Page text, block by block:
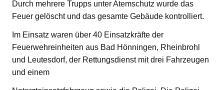
Durch mehrere Trupps unter Atemschutz wurde das
Feuer gelöscht und das gesamte Gebäude kontrolliert.
Im Einsatz waren über 40 Einsatzkräfte der
Feuerwehreinheiten aus Bad Hönningen, Rheinbrohl
und Leutesdorf, der Rettungsdienst mit drei Fahrzeugen
und einem